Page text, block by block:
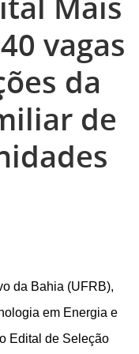
vagas
da
de
da Bahia (UFRB),
em Energia e
Edital de Seleção